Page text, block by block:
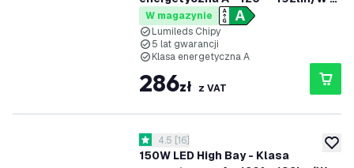
6000K - IP65 - Możliwość
przyciemniania
W magazynie
Lumileds Chipy
5 lat gwarancji
Klasa energetyczna A
286zł z VAT
150W LED High Bay - Klasa
otwórz panel recenzji
4.5 Gwiazdki oceny
4.5 [16]